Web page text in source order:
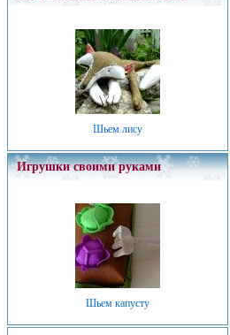
Шьем лису
Игрушки своими руками
Шьем капусту